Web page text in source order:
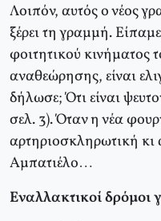
Λοιπόν, αυτός ο νέος
ξέρει τη γραμμή.
φοιτητικού κινήματος
αναθεώρησης, είναι
δήλωσε; Ότι είναι
σελ. 3). Όταν η νέα
αρτηριοσκληρωτική κι
Αμπατιέλο…
Εναλλακτικοί δρόμοι